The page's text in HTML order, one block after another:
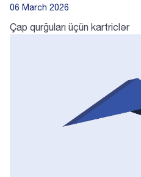
06 March 2026
Çap qurğuları üçün kartriclər